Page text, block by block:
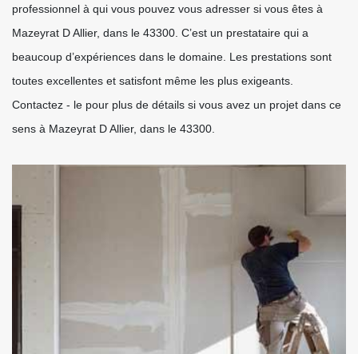
professionnel à qui vous pouvez vous adresser si vous êtes à
Mazeyrat D Allier, dans le 43300. C’est un prestataire qui a
beaucoup d’expériences dans le domaine. Les prestations sont
toutes excellentes et satisfont même les plus exigeants.
Contactez - le pour plus de détails si vous avez un projet dans ce
sens à Mazeyrat D Allier, dans le 43300.